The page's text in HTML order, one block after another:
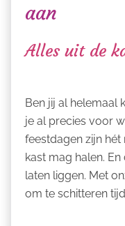
aan
Alles uit de
Ben jij al helemaal
je al precies voor
feestdagen zijn
kast mag halen.
laten liggen. Met
om te schitteren